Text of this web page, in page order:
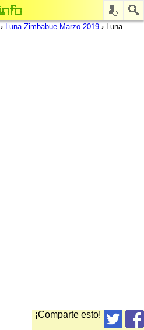
› Luna Zimbabue Marzo 2019 › Luna
¡Comparte esto!